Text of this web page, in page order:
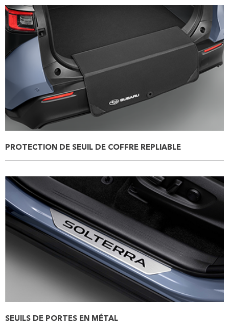
PROTECTION DE SEUIL DE COFFRE REPLIABLE
SEUILS DE PORTES EN MÉTAL